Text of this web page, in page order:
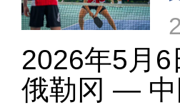
2026年5月
俄勒冈 — 中